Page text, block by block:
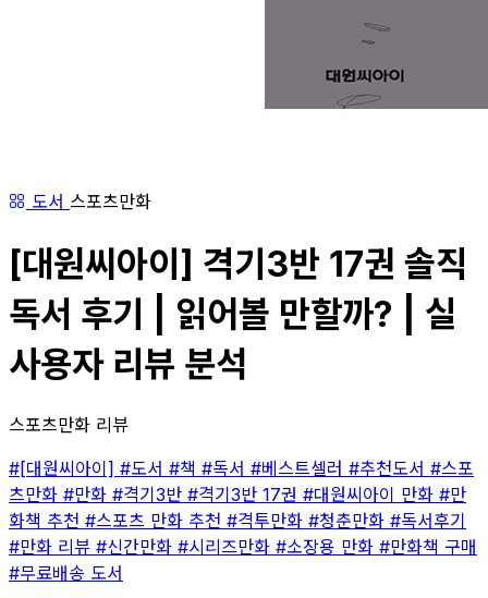
도서 스포츠만화
[대원씨아이] 격기3반 17권 솔직
독서 후기 | 읽어볼 만할까? | 실
사용자 리뷰 분석
스포츠만화 리뷰
#[대원씨아이] #도서 #책 #독서 #베스트셀러 #추천도서 #스포
츠만화 #만화 #격기3반 #격기3반 17권 #대원씨아이 만화 #만
화책 추천 #스포츠 만화 추천 #격투만화 #청춘만화 #독서후기
#만화 리뷰 #신간만화 #시리즈만화 #소장용 만화 #만화책 구매
#무료배송 도서